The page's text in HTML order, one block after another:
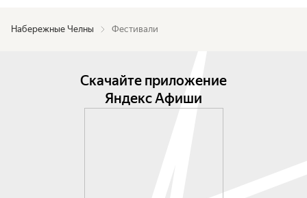
Набережные Челны Фестивали
Скачайте приложение
Яндекс Афиши